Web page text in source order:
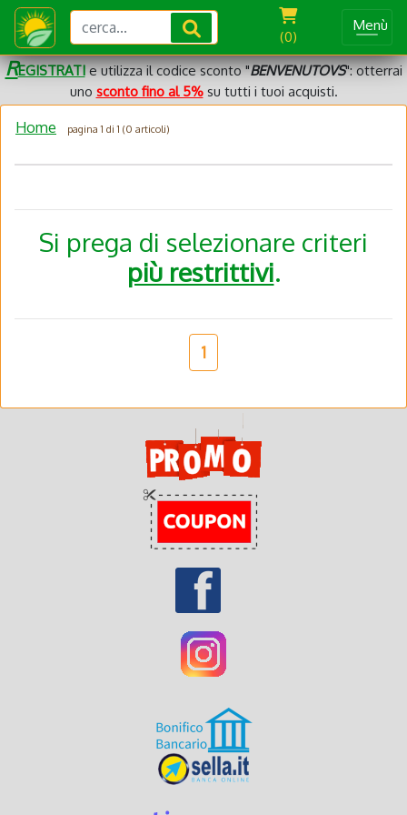
(0)
Menù
REGISTRATIe utilizza il codice sconto "BENVENUTOVS": otterrai
uno sconto fino al 5%su tutti i tuoi acquisti.
Home pagina 1 di 1 (0 articoli)
Si prega di selezionare criteri
più restrittivi.
1